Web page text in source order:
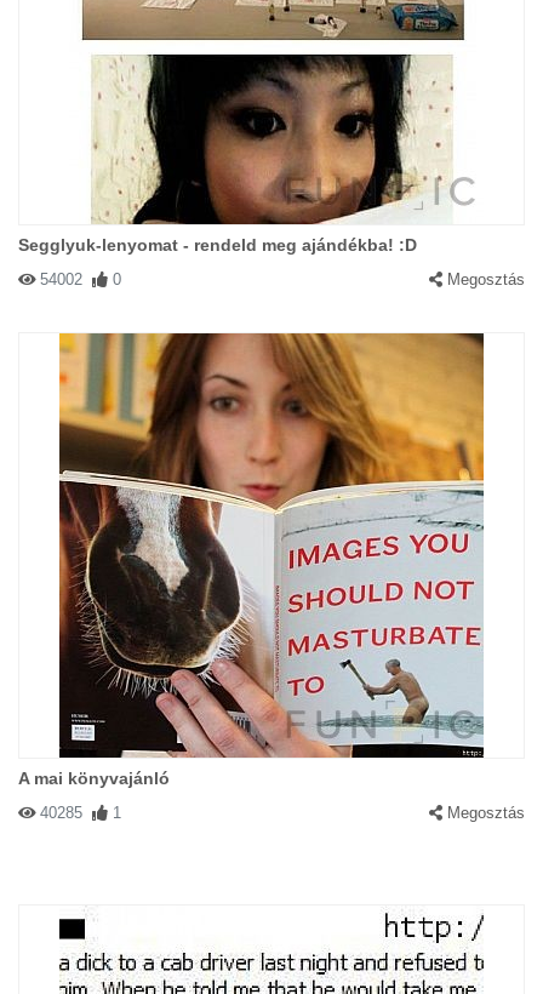
Segglyuk-lenyomat - rendeld meg ajándékba! :D
54002 0 Megosztás
A mai könyvajánló
40285 1 Megosztás